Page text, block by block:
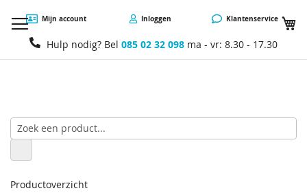
Mijn account Inloggen Klantenservice
Hulp nodig? Bel 085 02 32 098 ma - vr: 8.30 - 17.30
Productoverzicht